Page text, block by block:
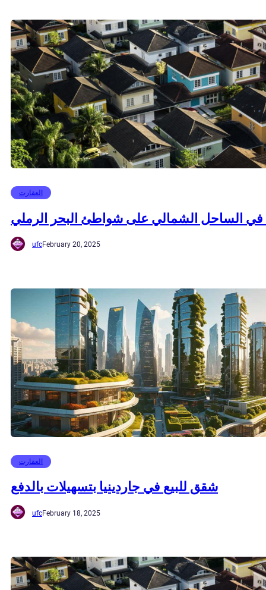
العقارت
في الساحل الشمالي على شواطئ البحر الرملي
ufcFebruary 20, 2025
العقارت
شقق للبيع في جاردينيا بتسهيلات بالدفع
ufcFebruary 18, 2025